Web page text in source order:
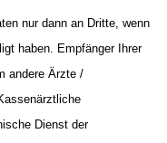
nur dann an Dritte, wenn
haben. Empfänger Ihrer
andere Ärzte /
Dienst der